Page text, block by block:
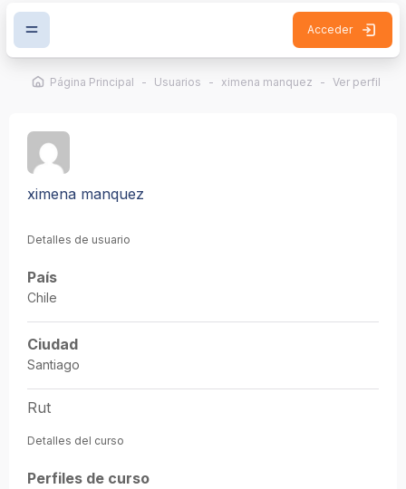
Salta al contenido principal
Acceder
Página Principal Usuarios ximena manquez Ver perfil
ximena manquez
Detalles de usuario
País
Chile
Ciudad
Santiago
Rut
Detalles del curso
Perfiles de curso